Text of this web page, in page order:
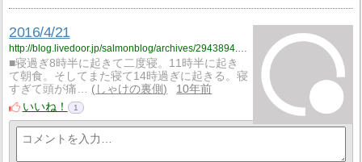
2016/4/21
http://blog.livedoor.jp/salmonblog/archives/2943894.html
■寝過ぎ8時半に起きて二度寝。11時半に起き
て朝食。そしてまた寝て14時過ぎに起きる。寝
すぎて頭が痛…
しゃけの裏側
10年前
いいね！
1